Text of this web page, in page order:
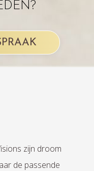
zijn droom
de passende